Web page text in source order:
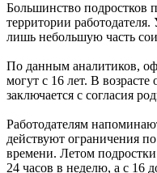
Большинство подростков
территории
лишь небольшую часть
По данным аналитиков,
могут с 16 лет. В возрасте
заключается с согласия
Работодателям
действуют ограничения
времени. Летом подростки
24 часов в неделю, а с 16